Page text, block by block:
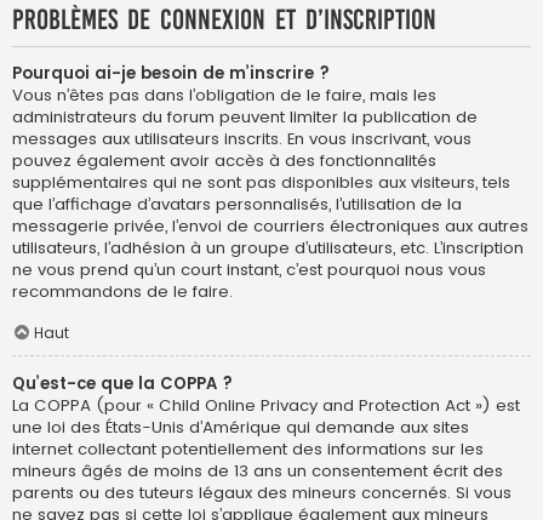
Problèmes de connexion et d’inscription
Pourquoi ai-je besoin de m’inscrire ?
Vous n’êtes pas dans l’obligation de le faire, mais les
administrateurs du forum peuvent limiter la publication de
messages aux utilisateurs inscrits. En vous inscrivant, vous
pouvez également avoir accès à des fonctionnalités
supplémentaires qui ne sont pas disponibles aux visiteurs, tels
que l’affichage d’avatars personnalisés, l’utilisation de la
messagerie privée, l’envoi de courriers électroniques aux autres
utilisateurs, l’adhésion à un groupe d’utilisateurs, etc. L’inscription
ne vous prend qu’un court instant, c’est pourquoi nous vous
recommandons de le faire.
Haut
Qu’est-ce que la COPPA ?
La COPPA (pour « Child Online Privacy and Protection Act ») est
une loi des États-Unis d’Amérique qui demande aux sites
internet collectant potentiellement des informations sur les
mineurs âgés de moins de 13 ans un consentement écrit des
parents ou des tuteurs légaux des mineurs concernés. Si vous
ne savez pas si cette loi s’applique également aux mineurs